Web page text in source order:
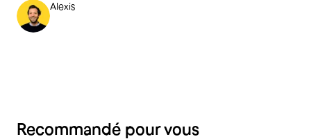
Alexis
Recommandé pour vous